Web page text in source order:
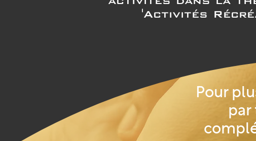
'Activités
Pour
par